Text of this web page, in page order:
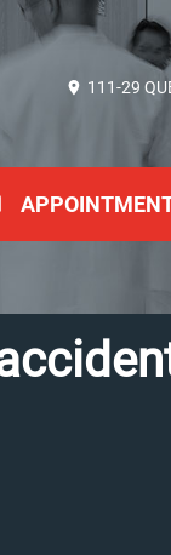
111-29